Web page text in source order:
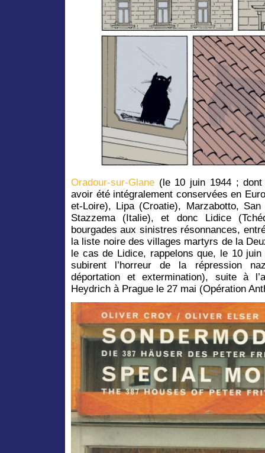
Oradour-sur-Glane (le 10 juin 1944 ;
avoir été intégralement conservées en
et-Loire), Lipa (Croatie), Marzabotto,
Stazzema (Italie), et donc Lidice
bourgades aux sinistres résonnances,
la liste noire des villages martyrs de la
le cas de Lidice, rappelons que, le 10
subirent l’horreur de la répression
déportation et extermination), suite à
Heydrich à Prague le 27 mai (Opération